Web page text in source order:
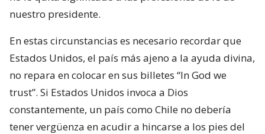
nuestro presidente.
En estas circunstancias es necesario recordar que
Estados Unidos, el país más ajeno a la ayuda divina,
no repara en colocar en sus billetes “In God we
trust”. Si Estados Unidos invoca a Dios
constantemente, un país como Chile no debería
tener vergüenza en acudir a hincarse a los pies del